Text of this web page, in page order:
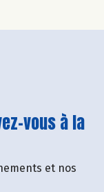
vous à la
et nos